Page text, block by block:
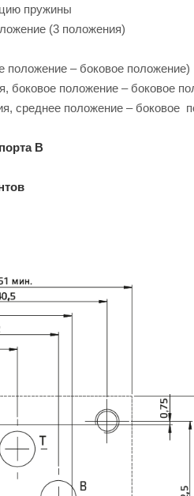
пружины
(3 положения)
положение – боковое положение)
боковое положение – боковое
среднее положение – боковое
B